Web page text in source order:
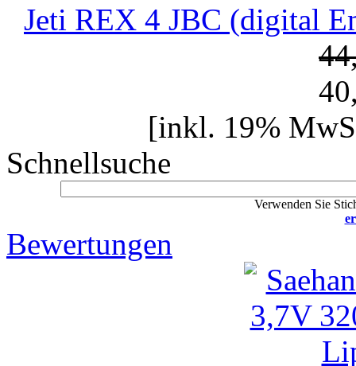
Jeti REX 4 JBC (digital
[inkl. 19%
Schnellsuche
Verwenden Sie
Bewertungen